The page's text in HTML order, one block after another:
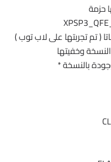
حزمة
وخفيتها
بالنسخة *